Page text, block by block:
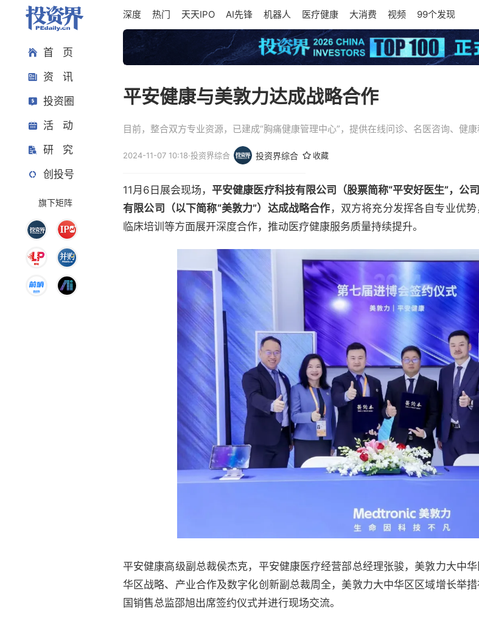
首 页
资 讯
投资圈
活 动
研 究
创投号
旗下矩阵
深度 热门 天天IPO AI先锋 机器人 医疗健康 大消费 视频 99个发现
平安健康与美敦力达成战略合作
目前，整合双方专业资源，已建成“胸痛健康管理中心”，提供在线问诊、名医咨询、健康
2024-11-07 10:18·投资界综合 投资界综合 收藏
11月6日展会现场，平安健康医疗科技有限公司（股票简称“平安好医生”，公
有限公司（以下简称“美敦力”）达成战略合作 ，双方将充分发挥各自专业优
临床培训等方面展开深度合作，推动医疗健康服务质量持续提升。
平安健康高级副总裁侯杰克，平安健康医疗经营部总经理张骏，美敦力大中
华区战略、产业合作及数字化创新副总裁周全，美敦力大中华区区域增长举
国销售总监邵旭出席签约仪式并进行现场交流。